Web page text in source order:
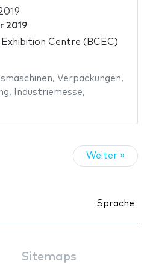
2019
Centre (BCEC)
, Verpackungen,
, Industriemesse,
Weiter »
Sprache
Sitemaps